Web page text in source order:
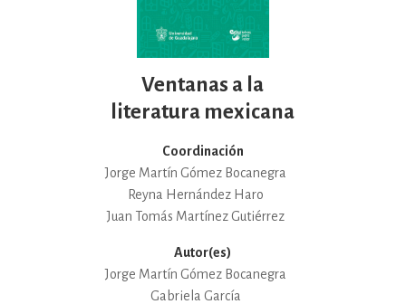
Ventanas a la
literatura mexicana
Coordinación
Jorge Martín Gómez Bocanegra
Reyna Hernández Haro
Juan Tomás Martínez Gutiérrez
Autor(es)
Jorge Martín Gómez Bocanegra
Gabriela García